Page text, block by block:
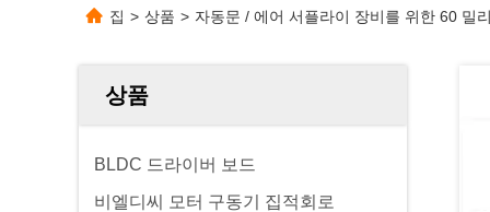
집 > 상품 > 자동문 / 에어 서플라이 장비를 위한 60 밀
상품
BLDC 드라이버 보드
비엘디씨 모터 구동기 집적회로